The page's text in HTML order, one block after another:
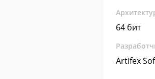
64 бит
Artifex